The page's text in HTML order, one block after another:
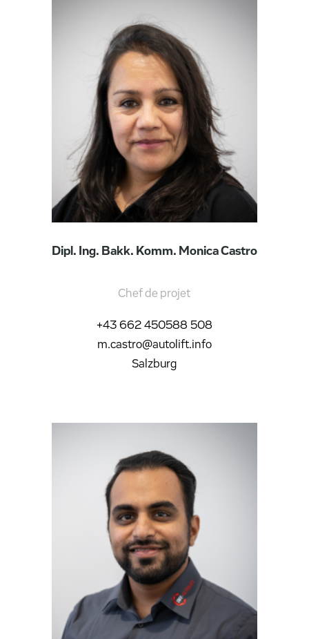
Dipl. Ing. Bakk. Komm. Monica Castro
Chef de projet
+43 662 450588 508
m.castro@autolift.info
Salzburg